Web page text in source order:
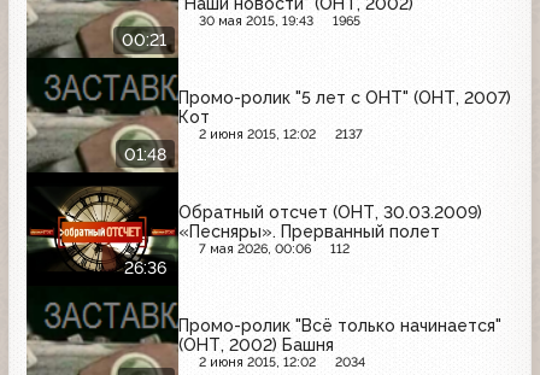
00:21
30 мая 2015, 19:43 1965
01:48
Промо-ролик "5 лет с ОНТ" (ОНТ, 2007)
Кот
2 июня 2015, 12:02 2137
26:36
Обратный отсчет (ОНТ, 30.03.2009)
«Песняры». Прерванный полет
7 мая 2026, 00:06 112
Промо-ролик "Всё только начинается"
(ОНТ, 2002) Башня
2 июня 2015, 12:02 2034